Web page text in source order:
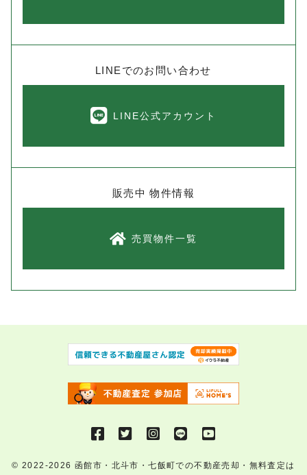
LINEでのお問い合わせ
LINE公式アカウント
販売中 物件情報
売買物件一覧
© 2022-2026函館市・北斗市・七飯町での不動産売却・無料査定は